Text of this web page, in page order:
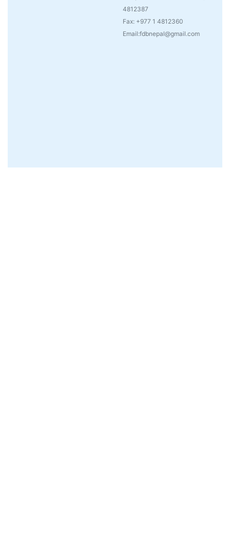
4812387
Fax: +977 1 4812360
Email:fdbnepal@gmail.com